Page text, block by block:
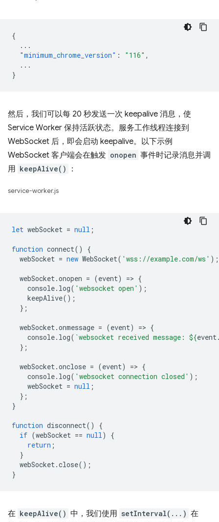
{
...
"minimum_chrome_version" : "116" ,
...
}
然后，我们可以每 20 秒发送一次 keepalive 消息，使
Service Worker 保持活跃状态。服务工作线程连接到
WebSocket 后，即会启动 keepalive。以下示例
WebSocket 客户端会在触发 onopen 事件时记录消息并调
用 keepAlive() ：
service-worker.js
let webSocket = null ;
function connect()
{
webSocket = new WebSocket( 'wss://example.com/ws' );
webSocket.onopen = (event) => {
console. log( 'websocket open' );
keepAlive();
};
webSocket.onmessage = (event) => {
console. log( `websocket received message: ${event
};
webSocket.onclose = (event) => {
console. log( 'websocket connection closed' );
webSocket = null ;
};
}
function disconnect()
{
if (webSocket == null)
{
return ;
}
webSocket.close();
}
在 keepAlive() 中，我们使用 setInterval(...) 在